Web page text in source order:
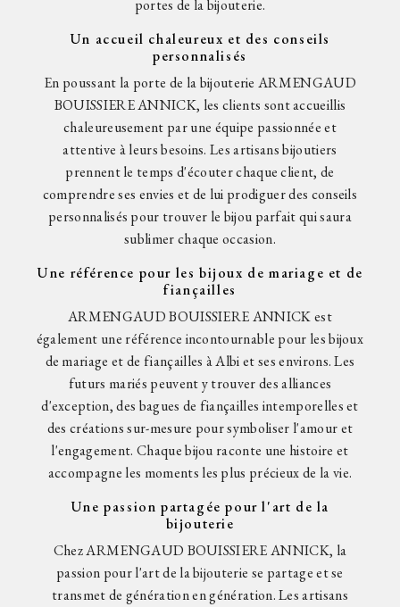
portes de la bijouterie.
Un accueil chaleureux et des conseils
personnalisés
En poussant la porte de la bijouterie ARMENGAUD
BOUISSIERE ANNICK, les clients sont accueillis
chaleureusement par une équipe passionnée et
attentive à leurs besoins. Les artisans bijoutiers
prennent le temps d'écouter chaque client, de
comprendre ses envies et de lui prodiguer des conseils
personnalisés pour trouver le bijou parfait qui saura
sublimer chaque occasion.
Une référence pour les bijoux de mariage et de
fiançailles
ARMENGAUD BOUISSIERE ANNICK est
également une référence incontournable pour les bijoux
de mariage et de fiançailles à Albi et ses environs. Les
futurs mariés peuvent y trouver des alliances
d'exception, des bagues de fiançailles intemporelles et
des créations sur-mesure pour symboliser l'amour et
l'engagement. Chaque bijou raconte une histoire et
accompagne les moments les plus précieux de la vie.
Une passion partagée pour l'art de la
bijouterie
Chez ARMENGAUD BOUISSIERE ANNICK, la
passion pour l'art de la bijouterie se partage et se
transmet de génération en génération. Les artisans